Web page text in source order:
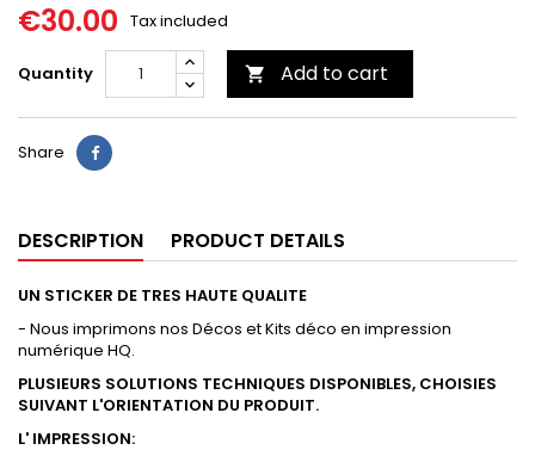
€30.00 Tax included
Quantity  Add to cart
Share
DESCRIPTION PRODUCT DETAILS
UN STICKER DE TRES HAUTE QUALITE
- Nous imprimons nos Décos et Kits déco en impression
numérique HQ.
PLUSIEURS SOLUTIONS TECHNIQUES DISPONIBLES, CHOISIES
SUIVANT L'ORIENTATION DU PRODUIT.
L' IMPRESSION: